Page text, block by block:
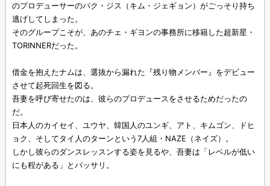
のプロデューサーのパク・ジス（キム・ジェギョン）がごっそり持ち
逃げしてしまった。
そのグループこそが、あのチェ・ギヨンの事務所に移籍した超新星・
TORINNERだった。
借金を抱えたナムは、選抜から漏れた『残り物メンバー』をデビュー
させて起死回生を図る。
吾妻を呼び寄せたのは、彼らのプロデュースをさせるためだったの
だ。
日本人のカイセイ、ユウヤ、韓国人のユンギ、アト、キムゴン、ドヒ
ョク、そしてタイ人のターンという7人組・NAZE（ネイズ）。
しかし彼らのダンスレッスンする姿を見るや、吾妻は「レベルが低い
にも程がある」とバッサリ。